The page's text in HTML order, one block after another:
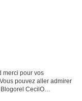
merci pour vos
pouvez aller admirer
CecilO